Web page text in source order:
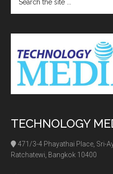
the
TECHNOLOGY
471/3-4 Phayathai Place, Sri-
Ratchatewi, Bangkok 10400